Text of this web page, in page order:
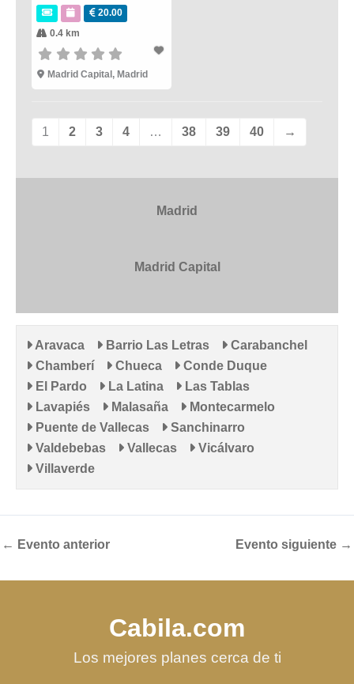
20.00
0.4 km
Madrid Capital , Madrid
1 2 3 4 … 38 39 40 →
Madrid
Madrid Capital
Aravaca Barrio Las Letras
Carabanchel
Chamberí
Chueca
Conde Duque
El Pardo
La Latina
Las Tablas
Lavapiés
Malasaña
Montecarmelo
Puente de Vallecas
Sanchinarro
Valdebebas
Vallecas
Vicálvaro
Villaverde
← Evento anterior Evento siguiente →
Cabila.com
Los mejores planes cerca de ti